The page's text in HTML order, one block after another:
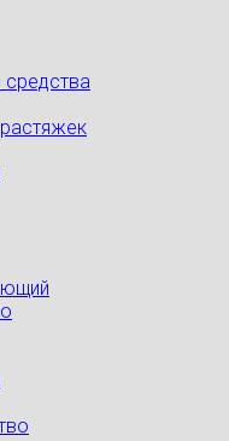
средства